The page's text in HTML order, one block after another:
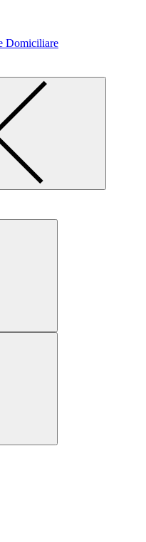
Domiciliare